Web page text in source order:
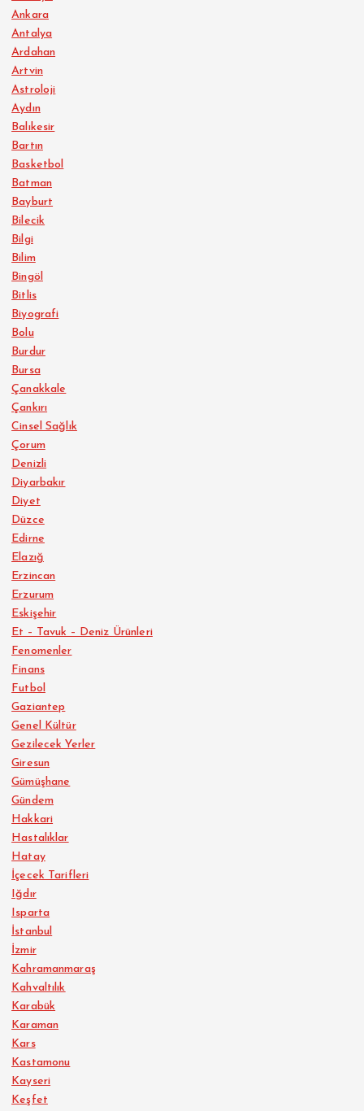
Ankara
Antalya
Ardahan
Artvin
Astroloji
Aydın
Balıkesir
Bartın
Basketbol
Batman
Bayburt
Bilecik
Bilgi
Bilim
Bingöl
Bitlis
Biyografi
Bolu
Burdur
Bursa
Çanakkale
Çankırı
Cinsel Sağlık
Çorum
Denizli
Diyarbakır
Diyet
Düzce
Edirne
Elazığ
Erzincan
Erzurum
Eskişehir
Et – Tavuk – Deniz Ürünleri
Fenomenler
Finans
Futbol
Gaziantep
Genel Kültür
Gezilecek Yerler
Giresun
Gümüşhane
Gündem
Hakkari
Hastalıklar
Hatay
İçecek Tarifleri
Iğdır
Isparta
İstanbul
İzmir
Kahramanmaraş
Kahvaltılık
Karabük
Karaman
Kars
Kastamonu
Kayseri
Keşfet